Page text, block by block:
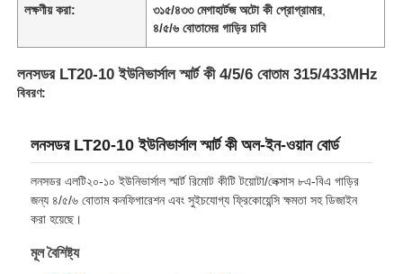
লক্ষণীয় করা:
৩১৫/৪৩৩ মেগাহার্টজ অটো কী প্রোগ্রামার,
৪/৫/৬ বোতামের গাড়ির চাবি
লনসডর LT20-10 ইউনিভার্সাল স্মার্ট কী 4/5/6 বোতাম 315/433MHz
বিবরণ:
লনসডর LT20-10 ইউনিভার্সাল স্মার্ট কী অল-ইন-ওয়ান বোর্ড
লনসডর এলটি২০-১০ ইউনিভার্সাল স্মার্ট রিমোট কীটি টয়োটা/লেক্সাস ৮এ-বিএ গাড়ির
জন্য ৪/৫/৬ বোতাম কনফিগারেশন এবং সুইচযোগ্য ফ্রিকোয়েন্সি ক্ষমতা সহ ডিজাইন
করা হয়েছে।
মূল বৈশিষ্ট্য